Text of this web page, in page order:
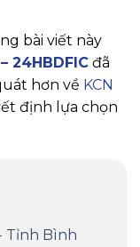
bài viết này
24HBDFIC đã
hơn về KCN
định lựa chọn
Tỉnh Bình